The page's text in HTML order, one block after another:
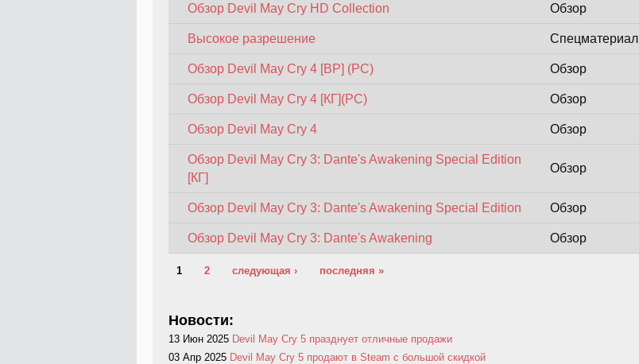
Обзор Devil May Cry HD Collection Обзор
Высокое разрешение Спецматериал
Обзор Devil May Cry 4 [ВР] (PC) Обзор
Обзор Devil May Cry 4 [КГ](PC) Обзор
Обзор Devil May Cry 4 Обзор
Обзор Devil May Cry 3: Dante's Awakening Special Edition
[КГ]
Обзор
Обзор Devil May Cry 3: Dante's Awakening Special Edition Обзор
Обзор Devil May Cry 3: Dante's Awakening Обзор
Страницы
1 2 следующая › последняя »
Новости:
13 Июн 2025 Devil May Cry 5 празднует отличные продажи
03 Апр 2025 Devil May Cry 5 продают в Steam с большой скидкой